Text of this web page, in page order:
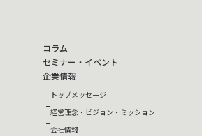
コラム
セミナー・イベント
企業情報
トップメッセージ
経営理念・ビジョン・ミッション
会社情報